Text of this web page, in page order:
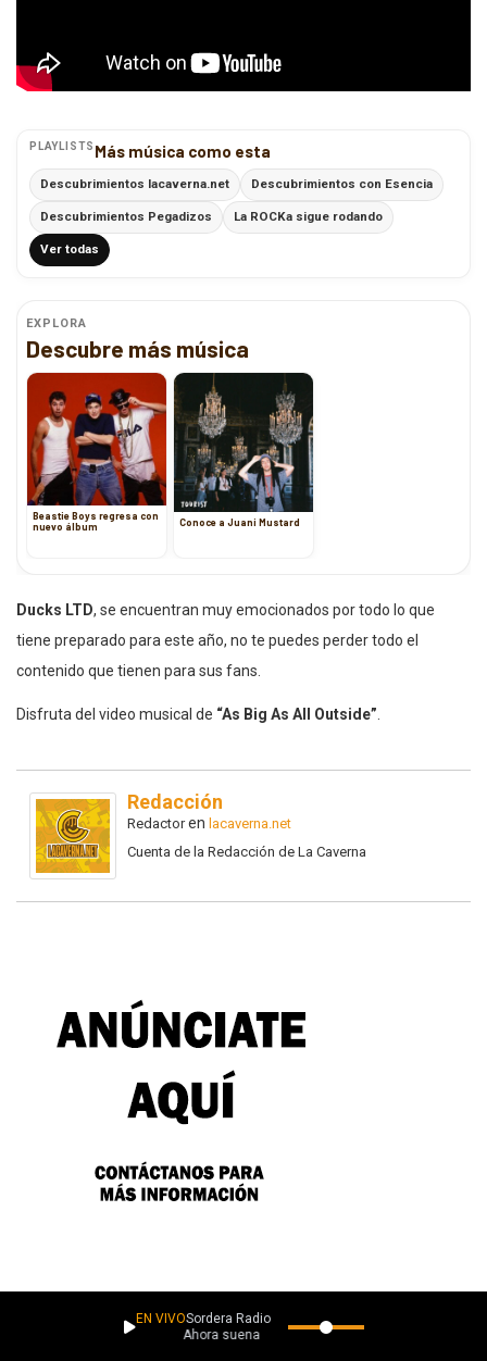
PLAYLISTS Más música como esta
Descubrimientos lacaverna.net Descubrimientos con Esencia
Descubrimientos Pegadizos La ROCKa sigue rodando
Ver todas
EXPLORA
Descubre más música
Beastie Boys regresa con
nuevo álbum
Conoce a Juani Mustard
Ducks LTD, se encuentran muy emocionados por todo lo que
tiene preparado para este año, no te puedes perder todo el
contenido que tienen para sus fans.
Disfruta del video musical de “As Big As All Outside”
Redacción
Redactoren lacaverna.net
Cuenta de la Redacción de La Caverna
Si te gusta descubrir música independiente, apoya La Caverna aquí:
EN VIVOSordera Radio
Ahora suena